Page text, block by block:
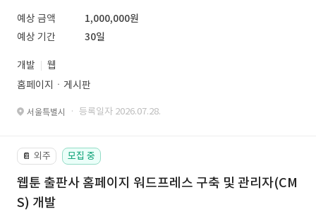
예상 금액
1,000,000원
예상 기간
30일
개발
웹
홈페이지ㆍ게시판
서울특별시 · 등록일자 2026.07.28.
📔 외주 모집 중
웹툰 출판사 홈페이지 워드프레스 구축 및 관리자(CM
S) 개발